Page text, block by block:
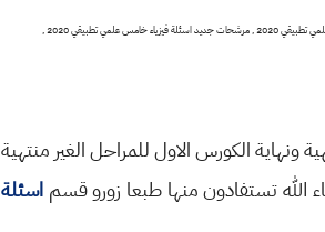
الكورس الاول للمراحل الغير منتهية
الله تستفادون منها طبعا زورو قسم اسئلة